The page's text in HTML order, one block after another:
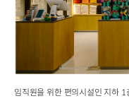
임직원을 위한 편의시설인 지하